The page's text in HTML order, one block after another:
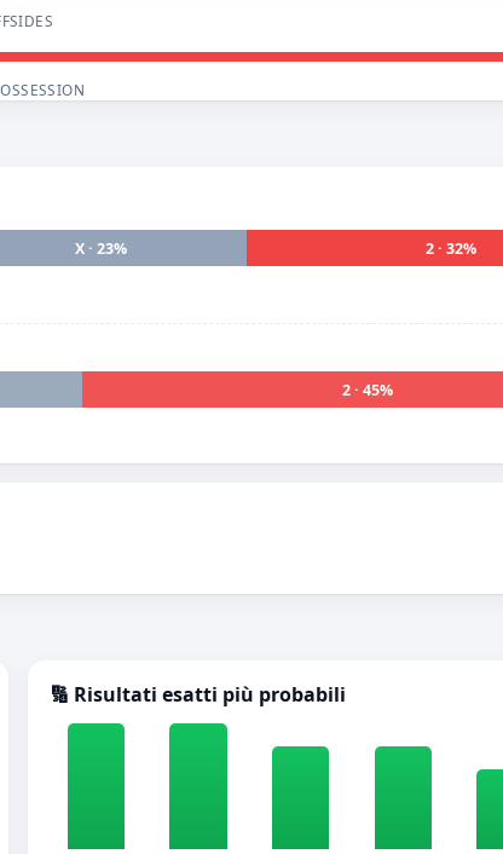
X · 23% 2 · 32%
2 · 45%
🔢 Risultati esatti più probabili